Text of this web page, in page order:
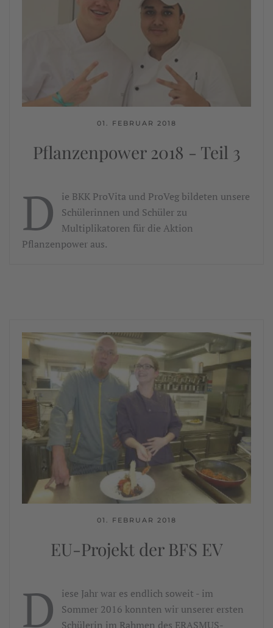
01. FEBRUAR 2018
Pflanzenpower 2018 - Teil 3
D
ie BKK ProVita und ProVeg bildeten unsere
Schülerinnen und Schüler zu
Multiplikatoren für die Aktion
Pflanzenpower aus.
01. FEBRUAR 2018
EU-Projekt der BFS EV
D
iese Jahr war es endlich soweit - im
Sommer 2016 konnten wir unserer ersten
Schülerin im Rahmen des ERASMUS-